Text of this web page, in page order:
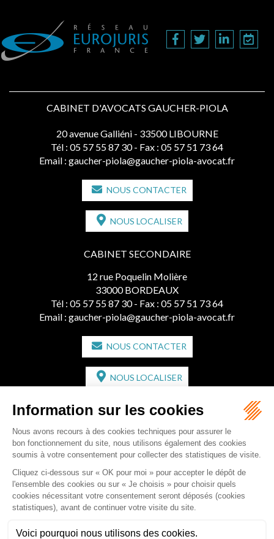
CABINET D'AVOCATS GAUCHER-PIOLA
20 avenue Galliéni - 33500 LIBOURNE
Tél : 05 57 55 87 30 - Fax : 05 57 51 73 64
Email : gaucher-piola@gaucher-piola-avocat.fr
NOUS CONTACTER
NOUS LOCALISER
CABINET SECONDAIRE
12 rue Poquelin Molière
33000 BORDEAUX
Tél : 05 57 55 87 30 - Fax : 05 57 51 73 64
Email : gaucher-piola@gaucher-piola-avocat.fr
NOUS CONTACTER
NOUS LOCALISER
CABINET SECONDAIRE
2 bis Avenue de l'Europe
33350 ST MAGNE-DE-CASTILLON
Tél :05 57 55 87 30 - Fax : 05 57 51 73 64
Email :gaucher-piola@gaucher-piola-avocat.fr
NOUS CONTACTER
NOUS LOCALISER